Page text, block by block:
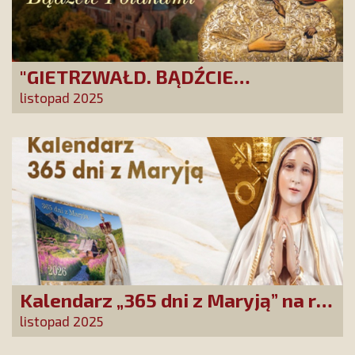
"GIETRZWAŁD. BĄDŹCIE
POLAKAMI". Wesprzyj produkcję
nowego filmu PCh24 TV
listopad 2025
Kalendarz „365 dni z Maryją” na rok
2026 już dostępny! Nowa edycja
zawiera wyjątkowy temat
listopad 2025